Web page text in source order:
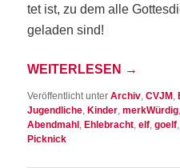
tet ist, zu dem alle
ge­la­den sind!
WEI­TER­LE­SEN →
Veröffentlicht unter Archiv,CVJM ,
Jugendliche, Kinder,merkWürdig,
Abendmahl , Ehlebracht,elf,goelf
Picknick